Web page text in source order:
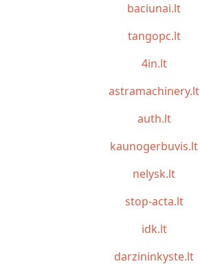
baciunai.lt
tangopc.lt
4in.lt
astramachinery.lt
auth.lt
kaunogerbuvis.lt
nelysk.lt
stop-acta.lt
idk.lt
darzininkyste.lt